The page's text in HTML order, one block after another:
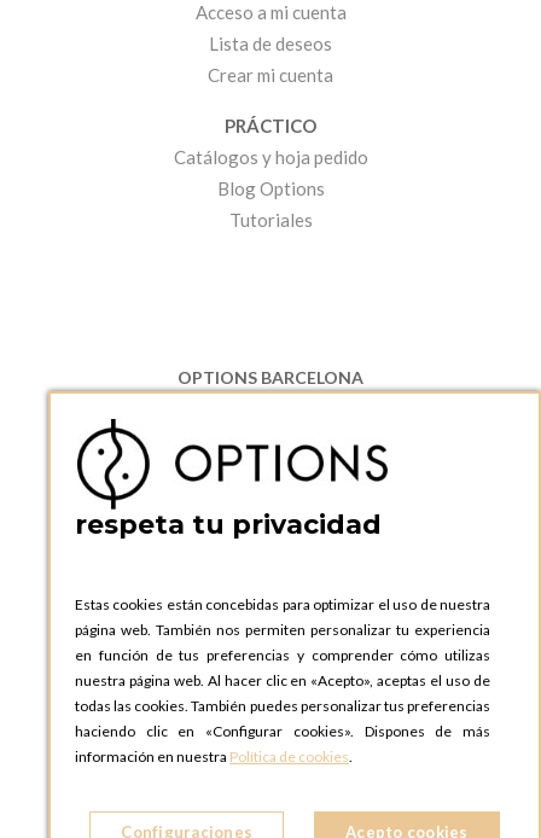
Acceso a mi cuenta
Lista de deseos
Crear mi cuenta
PRÁCTICO
Catálogos y hoja pedido
Blog Options
Tutoriales
OPTIONS BARCELONA
08130 Santa Perpetua de Moguda, Barcelona
ESPAñA
Teléfono:
+34 935 724 041
OPTIONS BARCELONA SHOWROOM
ESPAñA
Teléfono:+34 935 724 041
OPTIONS MADRID
C. Lucio Emilio Cándido, 6,
28803 Alcalá de Henares, Madrid
ESPAñA
respeta tu privacidad
Estas cookies están concebidas para optimizar el uso de nuestra
página web. También nos permiten personalizar tu experiencia
en función de tus preferencias y comprender cómo utilizas
nuestra página web. Al hacer clic en «Acepto», aceptas el uso de
todas las cookies. También puedes personalizar tus preferencias
haciendo clic en «Configurar cookies». Dispones de más
información en nuestra Política de cookies.
Configuraciones Acepto cookies